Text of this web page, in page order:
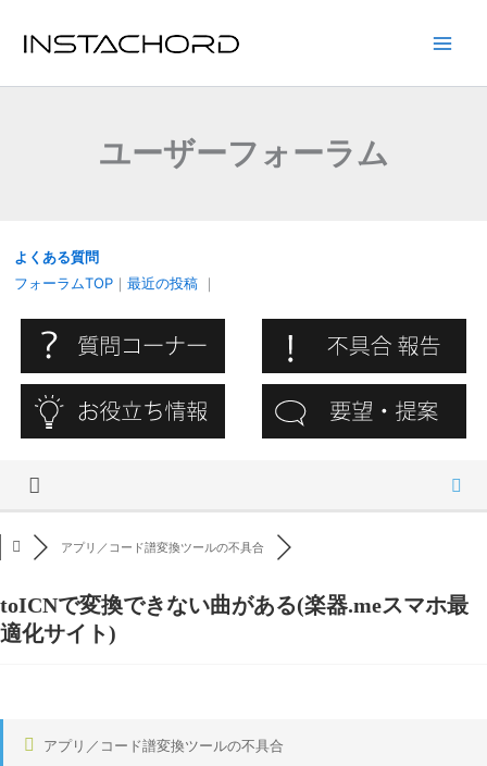
ユーザーフォーラム
よくある質問
フォーラムTOP ｜ 最近の投稿 ｜
アプリ／コード譜変換ツールの不具合
toICNで変換できない曲がある(楽器.meスマホ最
適化サイト)
アプリ／コード譜変換ツールの不具合